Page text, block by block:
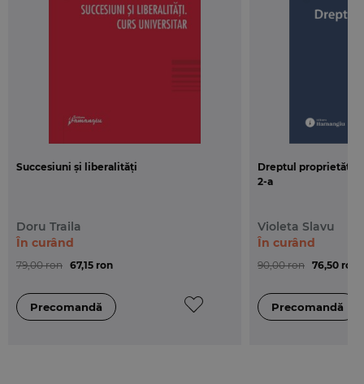
Succesiuni și liberalități
Doru Traila
79,00 ron 67,15 ron
În curând
Dreptul proprietății
2-a
Violeta Slavu
90,00 ron 76,50 ron
În curând